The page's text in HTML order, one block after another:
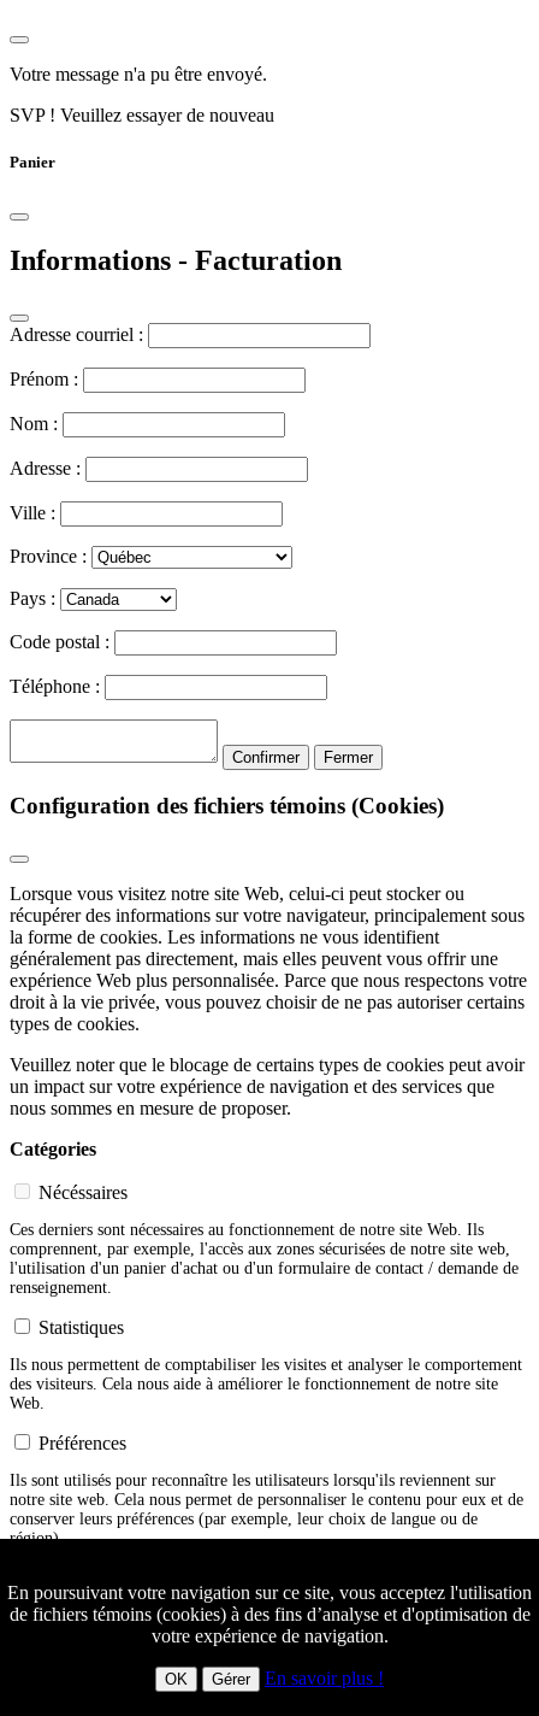
Votre message n'a pu être envoyé.
SVP ! Veuillez essayer de nouveau
Panier
Informations - Facturation
Adresse courriel :
Prénom :
Nom :
Adresse :
Ville :
Province :
Pays :
Code postal :
Téléphone :
Confirmer Fermer
Configuration des fichiers témoins (Cookies)
Lorsque vous visitez notre site Web, celui-ci peut stocker ou
récupérer des informations sur votre navigateur, principalement sous
la forme de cookies. Les informations ne vous identifient
généralement pas directement, mais elles peuvent vous offrir une
expérience Web plus personnalisée. Parce que nous respectons votre
droit à la vie privée, vous pouvez choisir de ne pas autoriser certains
types de cookies.
Veuillez noter que le blocage de certains types de cookies peut avoir
un impact sur votre expérience de navigation et des services que
nous sommes en mesure de proposer.
Catégories
Nécéssaires
Ces derniers sont nécessaires au fonctionnement de notre site Web. Ils
comprennent, par exemple, l'accès aux zones sécurisées de notre site web,
l'utilisation d'un panier d'achat ou d'un formulaire de contact / demande de
renseignement.
Statistiques
Ils nous permettent de comptabiliser les visites et analyser le comportement
des visiteurs. Cela nous aide à améliorer le fonctionnement de notre site
Web.
Préférences
Ils sont utilisés pour reconnaître les utilisateurs lorsqu'ils reviennent sur
notre site web. Cela nous permet de personnaliser le contenu pour eux et de
conserver leurs préférences (par exemple, leur choix de langue ou de
région).
Nous pouvons utiliser ces informations pour rendre notre site web et la
publicité qui y est affichée plus pertinents par rapport aux intérêts des
Fermer
En poursuivant votre navigation sur ce site, vous acceptez l'utilisation
de fichiers témoins (cookies) à des fins d’analyse et d'optimisation de
votre expérience de navigation.
OK Gérer En savoir plus !